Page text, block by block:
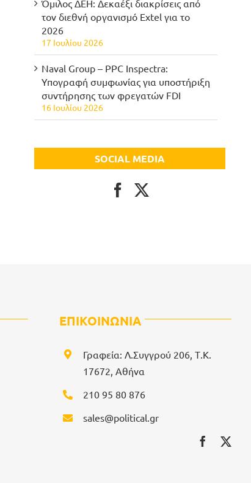
Όμιλος ΔΕΗ: Δεκαέξι διακρίσεις από
τον διεθνή οργανισμό Extel για το
2026
17 Ιουλίου 2026
Naval Group – PPC Inspectra:
Υπογραφή συμφωνίας για υποστήριξη
συντήρησης των φρεγατών FDI
16 Ιουλίου 2026
SOCIAL MEDIA
ΕΠΙΚΟΙΝΩΝΙΑ
Γραφεία: Λ.Συγγρού 206, Τ.Κ.
17672, Αθήνα
210 95 80 876
sales@political.gr